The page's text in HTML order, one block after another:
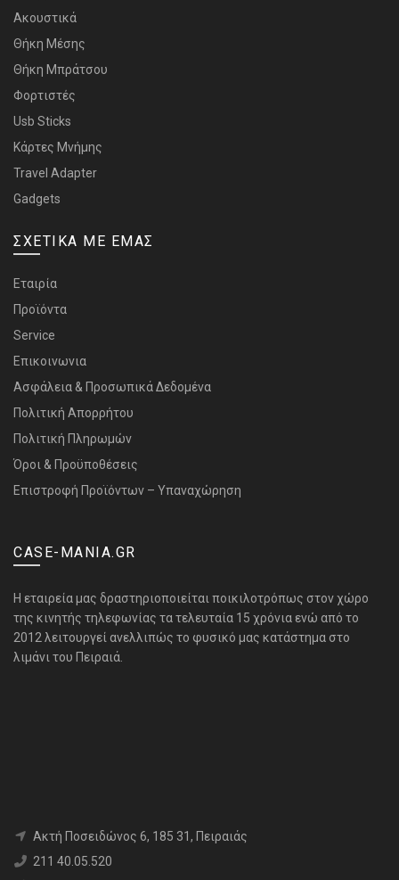
Ακουστικά
Θήκη Μέσης
Θήκη Μπράτσου
Φορτιστές
Usb Sticks
Κάρτες Μνήμης
Travel Adapter
Gadgets
ΣΧΕΤΙΚΑ ΜΕ ΕΜΑΣ
Εταιρία
Προϊόντα
Service
Επικοινωνια
Ασφάλεια & Προσωπικά Δεδομένα
Πολιτική Απορρήτου
Πολιτική Πληρωμών
Όροι & Προϋποθέσεις
Επιστροφή Προϊόντων – Υπαναχώρηση
CASE-MANIA.GR
H εταιρεία μας δραστηριοποιείται ποικιλοτρόπως στον χώρο
της κινητής τηλεφωνίας τα τελευταία 15 χρόνια ενώ από το
2012 λειτουργεί ανελλιπώς το φυσικό μας κατάστημα στο
λιμάνι του Πειραιά.
Aκτή Ποσειδώνος 6, 185 31, Πειραιάς
211 40.05.520